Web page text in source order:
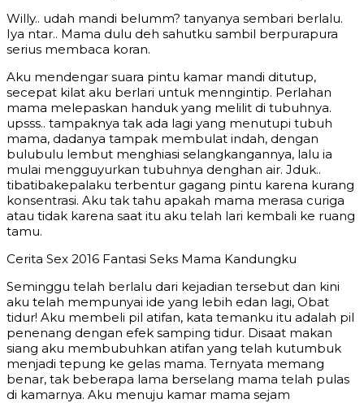
Willy.. udah mandi belumm? tanyanya sembari berlalu.
Iya ntar.. Mama dulu deh sahutku sambil berpurapura
serius membaca koran.
Aku mendengar suara pintu kamar mandi ditutup,
secepat kilat aku berlari untuk menngintip. Perlahan
mama melepaskan handuk yang melilit di tubuhnya.
upsss.. tampaknya tak ada lagi yang menutupi tubuh
mama, dadanya tampak membulat indah, dengan
bulubulu lembut menghiasi selangkangannya, lalu ia
mulai mengguyurkan tubuhnya denghan air. Jduk..
tibatibakepalaku terbentur gagang pintu karena kurang
konsentrasi. Aku tak tahu apakah mama merasa curiga
atau tidak karena saat itu aku telah lari kembali ke ruang
tamu.
Cerita Sex 2016 Fantasi Seks Mama Kandungku
Seminggu telah berlalu dari kejadian tersebut dan kini
aku telah mempunyai ide yang lebih edan lagi, Obat
tidur! Aku membeli pil atifan, kata temanku itu adalah pil
penenang dengan efek samping tidur. Disaat makan
siang aku membubuhkan atifan yang telah kutumbuk
menjadi tepung ke gelas mama. Ternyata memang
benar, tak beberapa lama berselang mama telah pulas
di kamarnya. Aku menuju kamar mama sejam